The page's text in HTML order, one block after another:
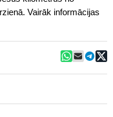
Vairāk informācijas